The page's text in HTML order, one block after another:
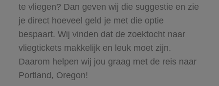
te vliegen? Dan geven wij die suggestie en zie
je direct hoeveel geld je met die optie
bespaart. Wij vinden dat de zoektocht naar
vliegtickets makkelijk en leuk moet zijn.
Daarom helpen wij jou graag met de reis naar
Portland, Oregon!